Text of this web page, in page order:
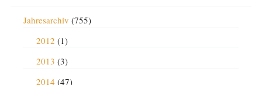
Jahresarchiv (755)
2012 (1)
2013 (3)
2014 (47)